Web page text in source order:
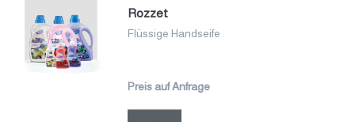
Rozzet
Flüssige Handseife
Preis auf Anfrage